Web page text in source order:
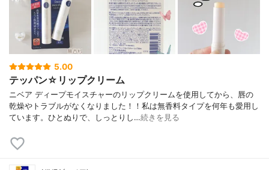
5.00
テッパン☆リップクリーム
ニベア ディープモイスチャーのリップクリームを使用してから、唇の
乾燥やトラブルがなくなりました！！私は無香料タイプを何年も愛用し
ています。ひとぬりで、しっとりし…続きを見る